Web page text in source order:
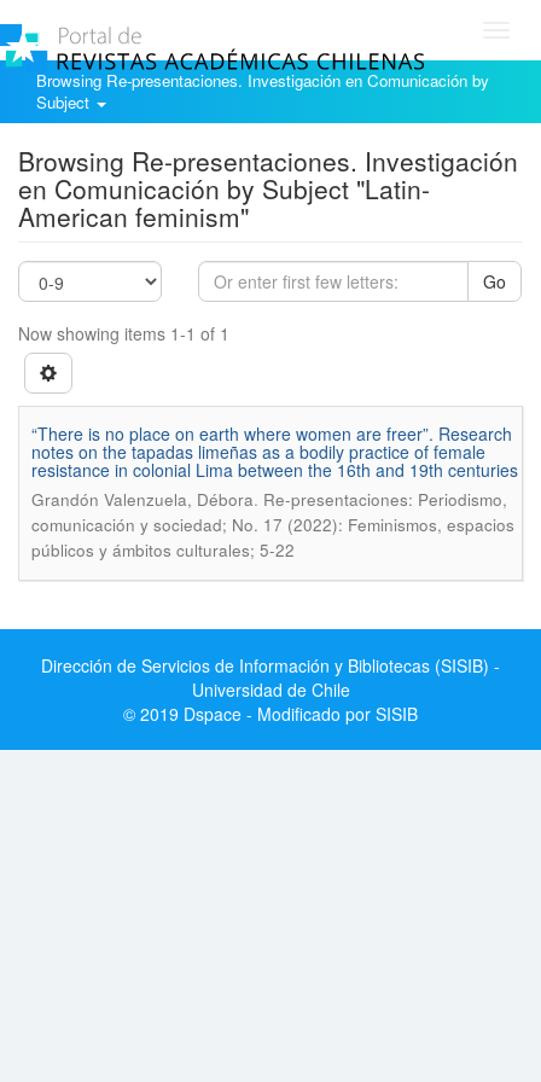
Browsing Re-presentaciones. Investigación en Comunicación by
Subject
Browsing Re-presentaciones. Investigación
en Comunicación by Subject "Latin-
American feminism"
Go
Now showing items 1-1 of 1
“There is no place on earth where women are freer”. Research
notes on the tapadas limeñas as a bodily practice of female
resistance in colonial Lima between the 16th and 19th centuries
Grandón Valenzuela, Débora. Re-presentaciones: Periodismo,
comunicación y sociedad; No. 17 (2022): Feminismos, espacios
públicos y ámbitos culturales; 5-22
Dirección de Servicios de Información y Bibliotecas (SISIB) -
Universidad de Chile
© 2019 Dspace - Modificado por SISIB